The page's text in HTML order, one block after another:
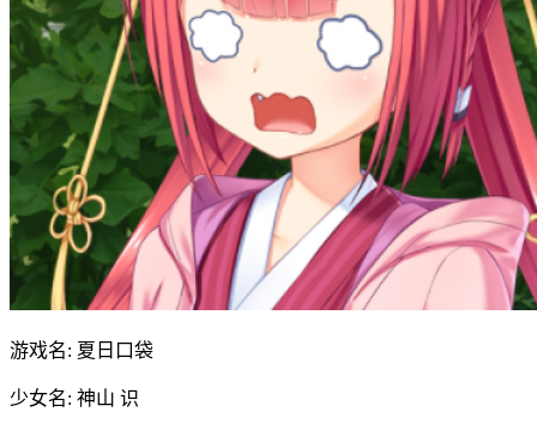
游戏名: 夏日口袋
少女名: 神山 识